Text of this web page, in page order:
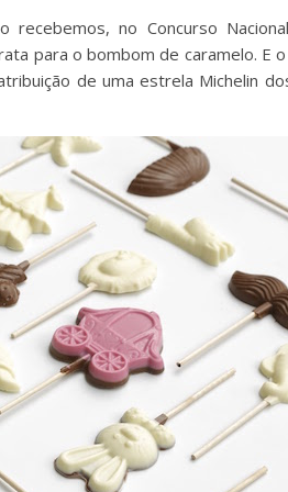
no Concurso
para o bombom de caramelo. E
de uma estrela Michelin